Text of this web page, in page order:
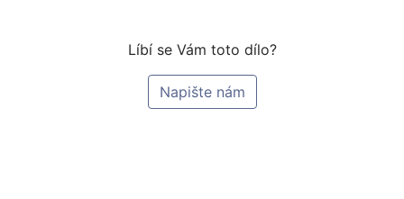
Líbí se Vám toto dílo?
Napište nám